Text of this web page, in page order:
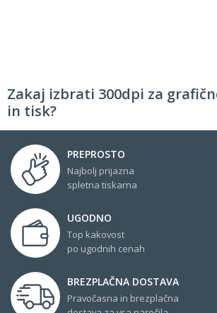
Zakaj izbrati 300dpi za
in tisk?
PREPROSTO
Najbolj prijazna
spletna tiskarna
UGODNO
Top kakovost
po ugodnih cenah
BREZPLAČNA DOSTAVA
Pravočasna in brezplačna